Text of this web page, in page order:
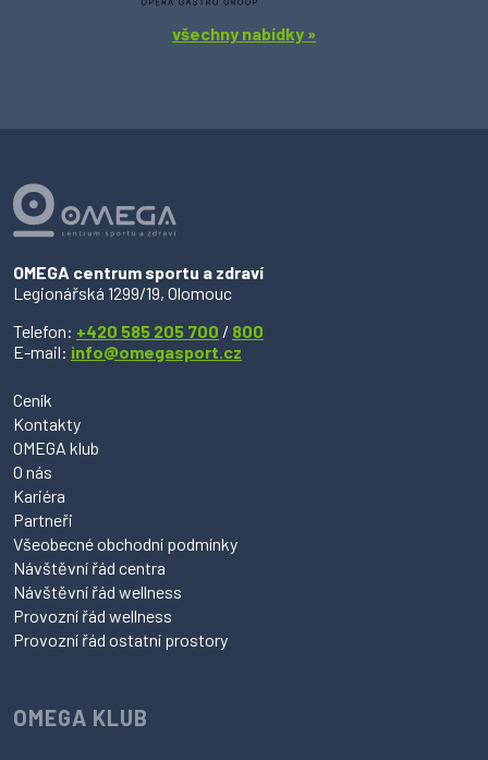
všechny nabídky »
OMEGA centrum sportu a zdraví
Legionářská 1299/19, Olomouc
Telefon: +420 585 205 700 / 800
E-mail: info@omegasport.cz
Ceník
Kontakty
OMEGA klub
O nás
Kariéra
Partneři
Všeobecné obchodní podmínky
Návštěvní řád centra
Návštěvní řád wellness
Provozní řád wellness
Provozní řád ostatní prostory
OMEGA KLUB